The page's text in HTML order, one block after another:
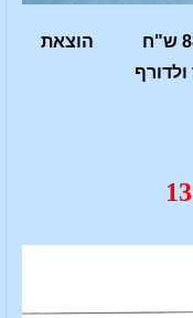
מכיל 259 עמודים מחירו 88 ש"ח הוצאת